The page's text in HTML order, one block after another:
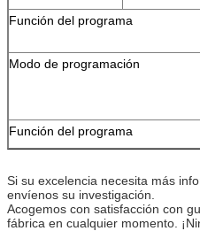
Función del programa
Modo de programación
Función del programa
Si su excelencia necesita más
envíenos su investigación.
Acogemos con satisfacción con
fábrica en cualquier momento.